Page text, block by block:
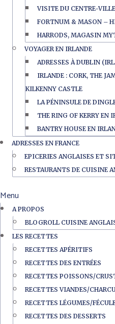
VISITE DU CENTRE-
FORTNUM & MASON –
HARRODS, MAGASIN
VOYAGER EN IRLANDE
ADRESSES À DUBLIN
IRLANDE : CORK, THE
KILKENNY CASTLE
LA PÉNINSULE DE
THE RING OF KERRY EN
BANTRY HOUSE EN
ADRESSES EN FRANCE
EPICERIES ANGLAISES ET
RESTAURANTS DE CUISINE
Menu
A PROPOS
BLOGROLL CUISINE
LES RECETTES
RECETTES APÉRITIFS
RECETTES DES ENTRÉES
RECETTES POISSONS/
RECETTES VIANDES/
RECETTES LÉGUMES/
RECETTES DES DESSERTS